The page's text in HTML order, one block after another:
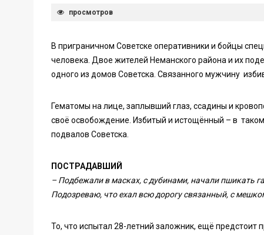
просмотров
В приграничном Советске оперативники и бойцы
человека. Двое жителей Неманского района и их
одного из домов Советска. Связанного мужчину
Гематомы на лице, заплывший глаз, ссадины и
своё освобождение. Избитый и истощённый – в
подвалов Советска.
ПОСТРАДАВШИЙ
– Подбежали в масках, с дубинами, начали пшикать
Подозреваю, что ехал всю дорогу связанный, с
То, что испытал 28-летний заложник, ещё